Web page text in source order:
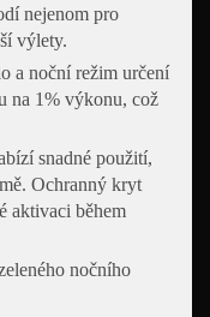
nejenom pro
výlety.
a noční režim určení
na 1% výkonu, což
snadné použití,
Ochranný kryt
aktivaci během
nočního